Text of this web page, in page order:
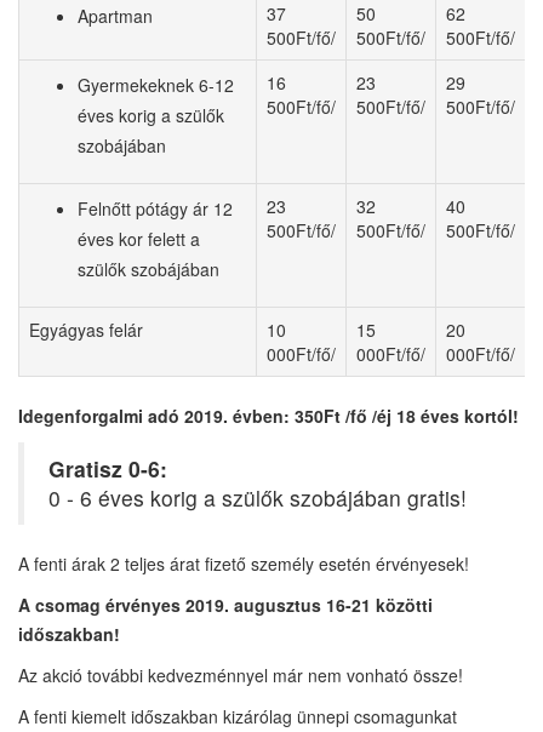
Apartman
37
500Ft/fő/
50
500Ft/fő/
62
500Ft/fő/
Gyermekeknek 6-12
éves korig a szülők
szobájában
16
500Ft/fő/
23
500Ft/fő/
29
500Ft/fő/
Felnőtt pótágy ár 12
éves kor felett a
szülők szobájában
23
500Ft/fő/
32
500Ft/fő/
40
500Ft/fő/
Egyágyas felár
10
000Ft/fő/
15
000Ft/fő/
20
000Ft/fő/
Idegenforgalmi adó 2019. évben: 350Ft /fő /éj 18 éves kortól!
Gratisz 0-6:
0 - 6 éves korig a szülők szobájában gratis!
A fenti árak 2 teljes árat fizető személy esetén érvényesek!
A csomag érvényes 2019. augusztus 16-21 közötti
időszakban!
Az akció további kedvezménnyel már nem vonható össze!
A fenti kiemelt időszakban kizárólag ünnepi csomagunkat